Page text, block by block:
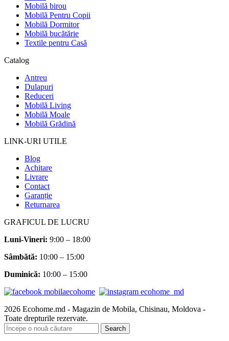
Mobilă birou
Mobilă Pentru Copii
Mobilă Dormitor
Mobilă bucătărie
Textile pentru Casă
Catalog
Antreu
Dulapuri
Reduceri
Mobilă Living
Mobilă Moale
Mobilă Grădină
LINK-URI UTILE
Blog
Achitare
Livrare
Contact
Garanție
Returnarea
GRAFICUL DE LUCRU
Luni-Vineri: 9:00 – 18:00
Sâmbătă: 10:00 – 15:00
Duminică: 10:00 – 15:00
2026 Ecohome.md - Magazin de Mobila, Chisinau, Moldova -
Toate drepturile rezervate.
Search